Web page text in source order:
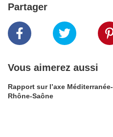
Partager
Vous aimerez aussi
Rapport sur l’axe Méditerranée-
Rhône-Saône